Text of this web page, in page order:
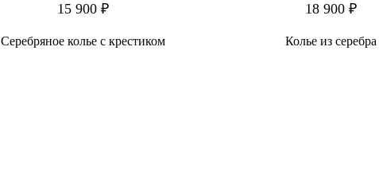
15 900 ₽
Серебряное колье с крестиком
18 900 ₽
Колье из серебра